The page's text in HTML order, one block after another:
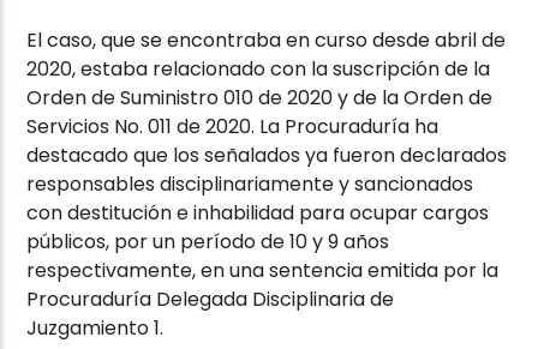
El caso, que se encontraba en curso desde abril de
2020, estaba relacionado con la suscripción de la
Orden de Suministro 010 de 2020 y de la Orden de
Servicios No. 011 de 2020. La Procuraduría ha
destacado que los señalados ya fueron declarados
responsables disciplinariamente y sancionados
con destitución e inhabilidad para ocupar cargos
públicos, por un período de 10 y 9 años
respectivamente, en una sentencia emitida por la
Procuraduría Delegada Disciplinaria de
Juzgamiento 1.